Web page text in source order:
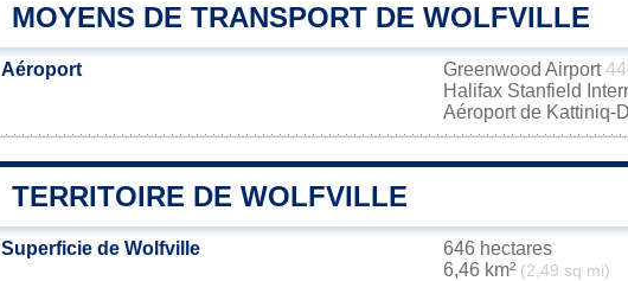
MOYENS DE TRANSPORT DE WOLFVILLE
Aéroport Greenwood Airport
Halifax Stanfield
Aéroport de Kattiniq-
TERRITOIRE DE WOLFVILLE
Superficie de Wolfville
646 hectares
6,46 km² (2,49 sq mi)